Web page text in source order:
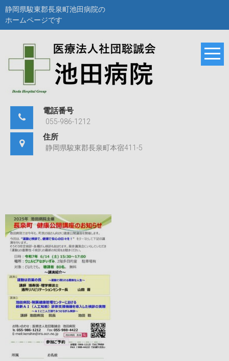
Skip
to
content
静岡県駿東郡長泉町池田病院の
ホームページです
電話番号
055-986-1212
住所
静岡県駿東郡長泉町本宿411-5